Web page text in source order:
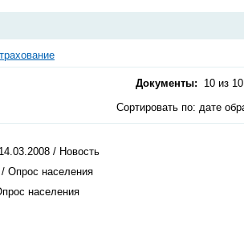
Документы: 10 из
Сортировать по: дате
/ Новость
Опрос населения
населения